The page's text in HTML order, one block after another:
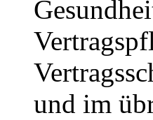
und im